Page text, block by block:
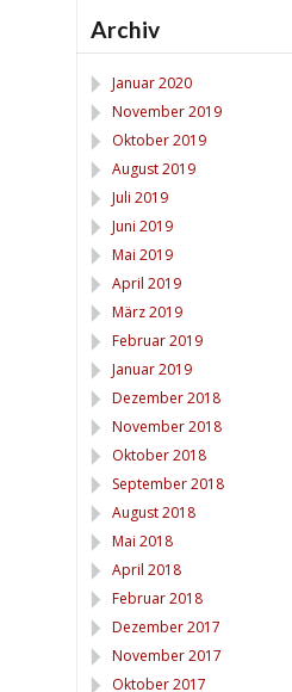
Archiv
Januar 2020
November 2019
Oktober 2019
August 2019
Juli 2019
Juni 2019
Mai 2019
April 2019
März 2019
Februar 2019
Januar 2019
Dezember 2018
November 2018
Oktober 2018
September 2018
August 2018
Mai 2018
April 2018
Februar 2018
Dezember 2017
November 2017
Oktober 2017